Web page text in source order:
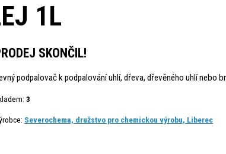
1L
SKONČIL!
podpalovač k podpalování uhlí, dřeva, dřevěného uhlí nebo
3
Severochema, družstvo pro chemickou výrobu, Liberec